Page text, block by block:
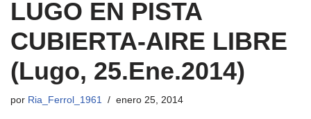
LUGO EN PISTA
CUBIERTA-AIRE LIBRE
(Lugo, 25.Ene.2014)
por Ria_Ferrol_1961 enero 25, 2014